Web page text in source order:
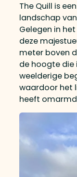
The Quill is
landschap van
Gelegen in
deze
meter boven
de hoogte die
weelderige
waardoor het
heeft